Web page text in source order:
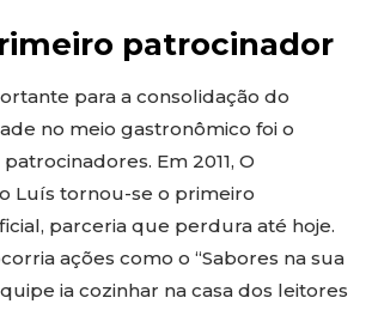
patrocinador
para a consolidação do
no meio gastronômico foi o
Em 2011, O
Luís tornou-se o primeiro
parceria que perdura até hoje.
ações como o “Sabores na sua
ia cozinhar na casa dos leitores